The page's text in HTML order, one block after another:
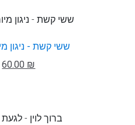
ששי קשת - ניגון
60.00 ₪